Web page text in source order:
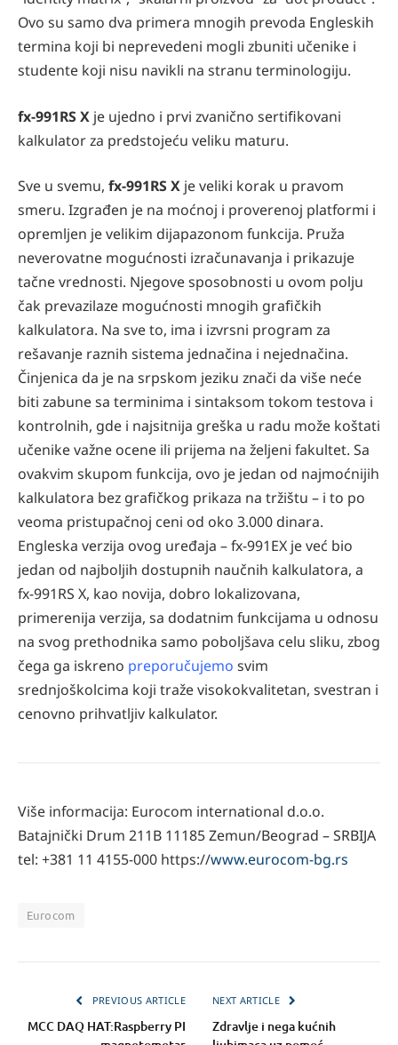
Ovo su samo dva primera mnogih prevoda Engleskih
termina koji bi neprevedeni mogli zbuniti učenike i
studente koji nisu navikli na stranu terminologiju.
fx-991RS X je ujedno i prvi zvanično sertiﬁkovani
kalkulator za predstojeću veliku maturu.
Sve u svemu, fx-991RS X je veliki korak u pravom
smeru. Izgrađen je na moćnoj i proverenoj platformi i
opremljen je velikim dijapazonom funkcija. Pruža
neverovatne mogućnosti izračunavanja i prikazuje
tačne vrednosti. Njegove sposobnosti u ovom polju
čak prevazilaze mogućnosti mnogih graﬁčkih
kalkulatora. Na sve to, ima i izvrsni program za
rešavanje raznih sistema jednačina i nejednačina.
Činjenica da je na srpskom jeziku znači da više neće
biti zabune sa terminima i sintaksom tokom testova i
kontrolnih, gde i najsitnija greška u radu može koštati
učenike važne ocene ili prijema na željeni fakultet. Sa
ovakvim skupom funkcija, ovo je jedan od najmoćnijih
kalkulatora bez graﬁčkog prikaza na tržištu – i to po
veoma pristupačnoj ceni od oko 3.000 dinara.
Engleska verzija ovog uređaja – fx-991EX je već bio
jedan od najboljih dostupnih naučnih kalkulatora, a
fx-991RS X, kao novija, dobro lokalizovana,
primerenija verzija, sa dodatnim funkcijama u odnosu
na svog prethodnika samo poboljšava celu sliku, zbog
čega ga iskreno preporučujemo svim
srednjoškolcima koji traže visokokvalitetan, svestran i
cenovno prihvatljiv kalkulator.
Više informacija: Eurocom international d.o.o.
Batajnički Drum 211B 11185 Zemun/Beograd – SRBIJA
tel: +381 11 4155-000 https://www.eurocom-bg.rs
Eurocom
PREVIOUS ARTICLE
MCC DAQ HAT:Raspberry PI
NEXT ARTICLE
Zdravlje i nega kućnih